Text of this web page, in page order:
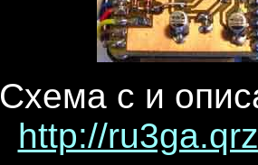
Схема с и
http://